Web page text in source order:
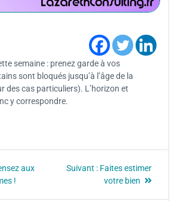
semaine : prenez garde à vos
sont bloqués jusqu’à l’âge de la
des cas particuliers). L’horizon et
y correspondre.
aux
!
Suivant : Faites estimer
votre bien